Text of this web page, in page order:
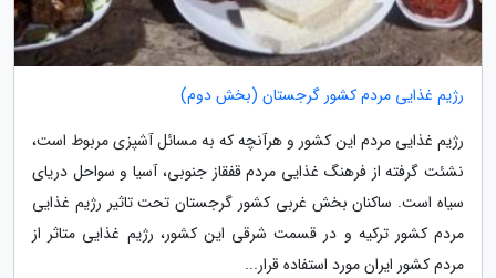
رژیم غذایی مردم کشور گرجستان (بخش دوم)
رژیم غذایی مردم این کشور و هرآنچه که به مسائل آشپزی مربوط است،
نشئت گرفته از فرهنگ غذایی مردم قفقاز جنوبی، آسیا و سواحل دریای
سیاه است. ساکنان بخش غربی کشور گرجستان تحت تاثیر رژیم غذایی
مردم کشور ترکیه و در قسمت شرقی این کشور، رژیم غذایی متاثر از
مردم کشور ایران مورد استفاده قرار...